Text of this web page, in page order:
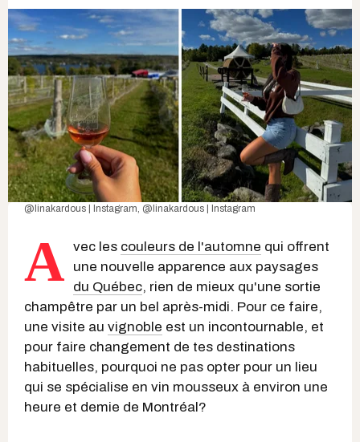
@linakardous | Instagram @linakardous | Instagram
A vec les couleurs de l'automne qui offrent
une nouvelle apparence aux paysages
du Québec, rien de mieux qu'une sortie
champêtre par un bel après-midi. Pour ce faire,
une visite au vignoble est un incontournable, et
pour faire changement de tes destinations
habituelles, pourquoi ne pas opter pour un lieu
qui se spécialise en vin mousseux à environ une
heure et demie de Montréal?